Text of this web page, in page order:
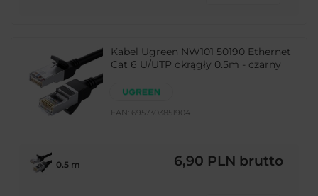
Kabel Ugreen NW101 50190 Ethernet
Cat 6 U/UTP okrągły 0.5m - czarny
EAN: 6957303851904
0.5 m 6,90 PLN brutto